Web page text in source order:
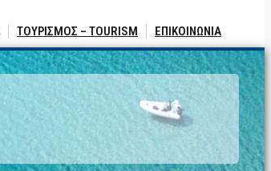
ΤΟΥΡΙΣΜΟΣ – TOURISM ΕΠΙΚΟΙΝΩΝΙΑ